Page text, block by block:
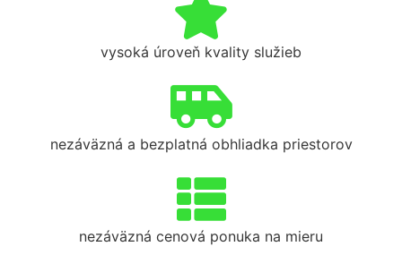
vysoká úroveň kvality služieb
nezáväzná a bezplatná obhliadka priestorov
nezáväzná cenová ponuka na mieru